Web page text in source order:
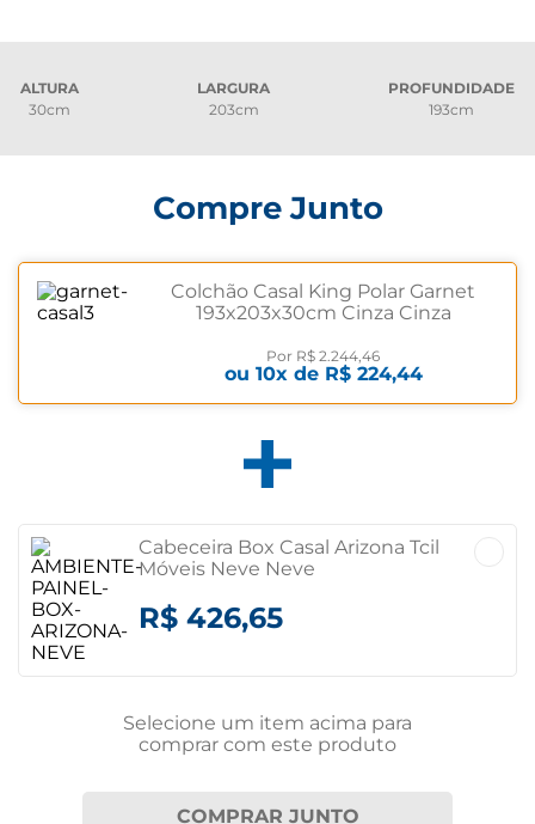
ALTURA
30cm
LARGURA
203cm
PROFUNDIDADE
193cm
Compre Junto
Colchão Casal King Polar Garnet
193x203x30cm Cinza Cinza
Por R$ 2.244,46
ou 10x de R$ 224,44
Cabeceira Box Casal Arizona Tcil
Móveis Neve Neve
R$ 426,65
Selecione um item acima para
comprar com este produto
COMPRAR JUNTO